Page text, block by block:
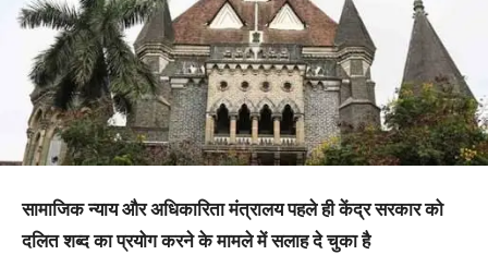
सामाजिक न्याय और अधिकारिता मंत्रालय पहले ही केंद्र सरकार को
दलित शब्द का प्रयोग करने के मामले में सलाह दे चुका है